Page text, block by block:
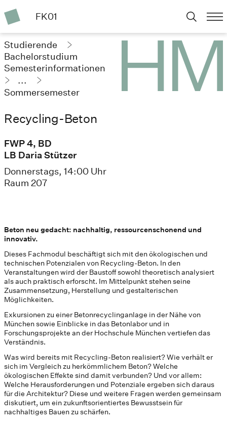
FK01
Studierende
Bachelorstudium
Semesterinformationen
...
Sommersemester
Recycling-Beton
FWP 4, BD
LB Daria Stützer
Donnerstags, 14:00 Uhr
Raum 207
Beton neu gedacht: nachhaltig, ressourcenschonend und
innovativ.
Dieses Fachmodul beschäftigt sich mit den ökologischen und
technischen Potenzialen von Recycling-Beton. In den
Veranstaltungen wird der Baustoff sowohl theoretisch analysiert
als auch praktisch erforscht. Im Mittelpunkt stehen seine
Zusammensetzung, Herstellung und gestalterischen
Möglichkeiten.
Exkursionen zu einer Betonrecyclinganlage in der Nähe von
München sowie Einblicke in das Betonlabor und in
Forschungsprojekte an der Hochschule München vertiefen das
Verständnis.
Was wird bereits mit Recycling-Beton realisiert? Wie verhält er
sich im Vergleich zu herkömmlichem Beton? Welche
ökologischen Effekte sind damit verbunden? Und vor allem:
Welche Herausforderungen und Potenziale ergeben sich daraus
für die Architektur? Diese und weitere Fragen werden gemeinsam
diskutiert, um ein zukunftsorientiertes Bewusstsein für
nachhaltiges Bauen zu schärfen.